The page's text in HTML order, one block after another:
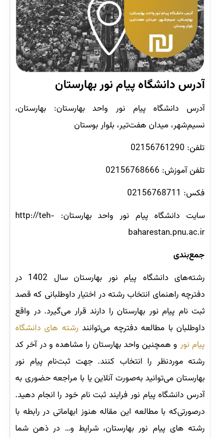
آدرس دانشگاه پیام نور بهارستان
آدرس دانشگاه پیام نور واحد بهارستان: بهارستان،
نسیم‌شهر، میدان هفت‌تیر، بلوار بوستان
تلفن: 02156761290
تلفن آموزش: 02156768666
فکس: 02156768711
سایت دانشگاه پيام نور واحد بهارستان: http://teh-
baharestan.pnu.ac.ir
جمع‌بندی
رشته‌های دانشگاه پیام نور بهارستان سال 1402 در
دفترچه راهنمای انتخاب رشته در اختیار داوطلبانی که قصد
ثبت نام پیام نور بهارستان را دارند قرار می‌گیرد. در واقع
داوطلبان با مطالعه دفترچه می‌توانند رشته های دانشگاه
پیام نور و همچنین واحد بهارستان را مشاهده و در آخر کد
رشته موردنظر را انتخاب کنند. جهت ثبت‌نام پیام نور
بهارستان می‌توانید به‌صورت آنلاین یا با مراجعه حضوری به
آدرس دانشگاه پیام نور فرایند ثبت نام خود را انجام دهید.
درصورتی‌که با مطالعه این مقاله هنوز ابهاماتی در رابطه با
رشته های پیام نور بهارستان، شرایط و… در ذهن شما